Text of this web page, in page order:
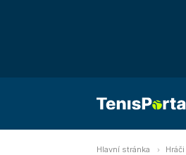
Hlavní stránka Hráči